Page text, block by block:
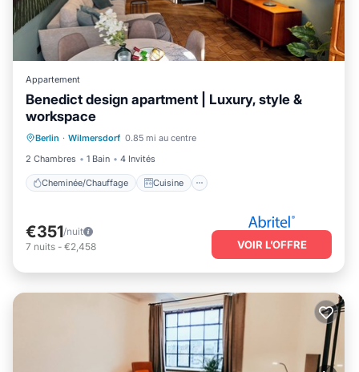
Appartement
Benedict design apartment | Luxury, style &
workspace
Berlin · Wilmersdorf 0.85 mi au centre
2 Chambres
1 Bain 4 Invités
Cheminée/Chauffage Cuisine
Cheminée/Chauffage
Internet
Adapté aux enfants
€351/nuit
7 nuits - €2,458 VOIR L’OFFRE